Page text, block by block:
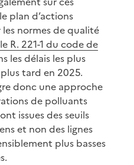
plan d’actions
normes de qualité
R. 221-1 du code de
les délais les plus
tard en 2025.
donc une approche
de polluants
issues des seuils
et non des lignes
plus basses